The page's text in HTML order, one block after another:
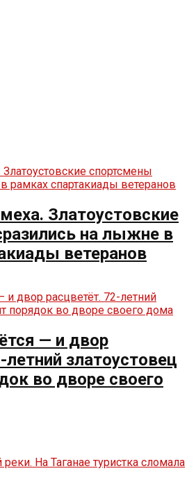
Златоустовские
на лыжне в
ветеранов
— и двор
летний златоустовец
во дворе своего